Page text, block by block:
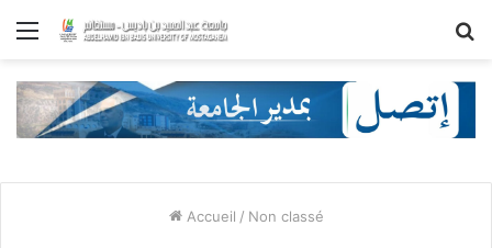
Menu
Accueil / Non classé